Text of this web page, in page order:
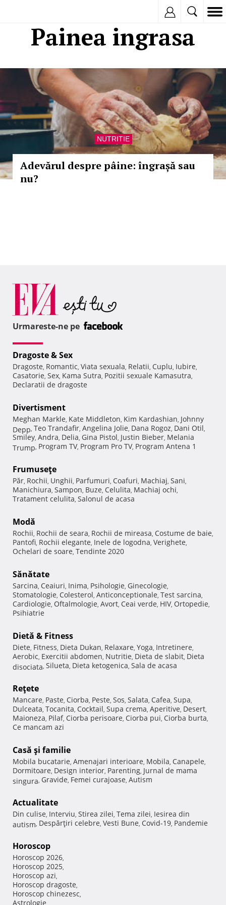
Painea ingrasa
NUTRITIE
Adevărul despre pâine: îngrașă sau
nu?
Urmareste-ne pe
Dragoste & Sex
Dragoste, Romantic, Viata sexuala, Relatii, Cuplu, Iubire,
Casatorie, Sex, Kama Sutra, Pozitii sexuale Kamasutra,
Declaratii de dragoste
Divertisment
Meghan Markle, Kate Middleton, Kim Kardashian, Johnny
Depp, Teo Trandafir, Angelina Jolie, Dana Rogoz, Dani Otil,
Smiley, Andra, Delia, Gina Pistol, Justin Bieber, Melania
Trump, Program TV, Program Pro TV, Program Antena 1
Frumuseţe
Păr, Rochii, Unghii, Parfumuri, Coafuri, Machiaj, Sani,
Manichiura, Sampon, Buze, Celulita, Machiaj ochi,
Tratament celulita, Salonul de acasa
Modă
Rochii, Rochii de seara, Rochii de mireasa, Costume de baie,
Pantofi, Rochii elegante, Inele de logodna, Verighete,
Ochelari de soare, Tendinte 2020
Sănătate
Sarcina, Ceaiuri, Inima, Psihologie, Ginecologie,
Stomatologie, Colesterol, Anticonceptionale, Test sarcina,
Cardiologie, Oftalmologie, Avort, Ceai verde, HIV, Ortopedie,
Psihiatrie
Dietă & Fitness
Diete, Fitness, Dieta Dukan, Relaxare, Yoga, Intretinere,
Aerobic, Exercitii abdomen, Nutritie, Dieta de slabit, Dieta
disociata, Silueta, Dieta ketogenica, Sala de acasa
Reţete
Mancare, Paste, Ciorba, Peste, Sos, Salata, Cafea, Supa,
Dulceata, Tocanita, Cocktail, Supa crema, Aperitive, Desert,
Maioneza, Pilaf, Ciorba perisoare, Ciorba pui, Ciorba burta,
Ce mancam azi
Casă şi familie
Mobila bucatarie, Amenajari interioare, Mobila, Canapele,
Dormitoare, Design interior, Parenting, Jurnal de mama
singura, Gravide, Femei curajoase, Autism
Actualitate
Din culise, Interviu, Stirea zilei, Tema zilei, Iesirea din
autism, Despărţiri celebre, Vesti Bune, Covid-19, Pandemie
Horoscop
Horoscop 2026,
Horoscop 2025,
Horoscop azi,
Horoscop dragoste,
Horoscop chinezesc,
Astrologie